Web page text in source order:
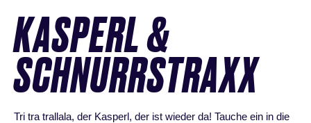
KASPERL &
SCHNURRSTRAXX
Tri tra trallala, der Kasperl, der ist wieder da! Tauche ein in die